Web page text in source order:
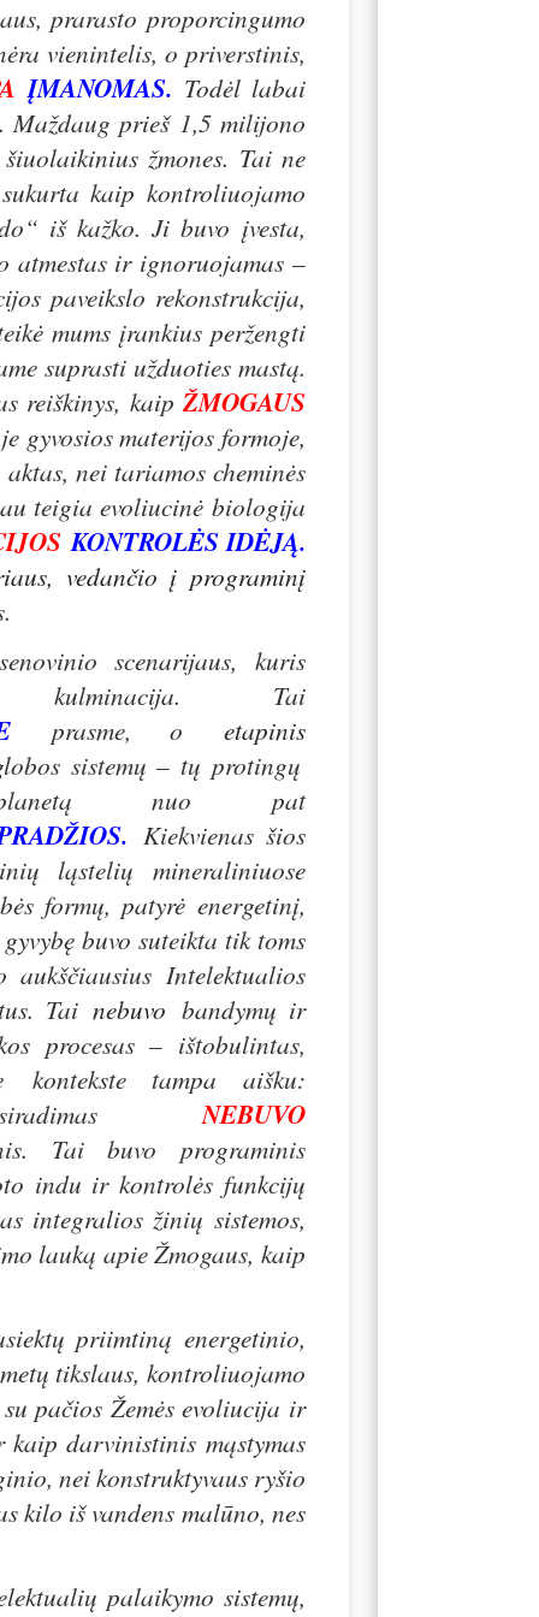
prarasto proporcingumo
vienintelis, o priverstinis,
ĮMANOMAS. Todėl labai
Maždaug prieš 1,5 milijono
žmones. Tai ne
kaip kontroliuojamo
iš kažko. Ji buvo įvesta,
atmestas ir ignoruojamas –
paveikslo rekonstrukcija,
mums įrankius peržengti
suprasti užduoties mastą.
reiškinys, kaipŽMOGAUS
gyvosios materijos formoje,
nei tariamos cheminės
teigia evoliucinė biologija
KONTROLĖS IDĖJĄ.
vedančio į programinį
.
scenarijaus, kuris
kulminacija. Tai
prasme, o etapinis
sistemų – tų protingų
nuo pat
. Kiekvienas šios
ląstelių mineraliniuose
formų, patyrė energetinį,
buvo suteikta tik toms
Intelektualios
Tainebuvo bandymų ir
procesas – ištobulintas,
kontekste tampa aišku:
NEBUVO
Tai buvo programinis
indu ir kontrolės funkcijų
integralios žinių sistemos,
lauką apie Žmogaus, kaip
priimtiną energetinio,
tikslaus, kontroliuojamo
pačios Žemės evoliucija ir
darvinistinis mąstymas
nei konstruktyvaus ryšio
kilo iš vandens malūno, nes
palaikymo sistemų,